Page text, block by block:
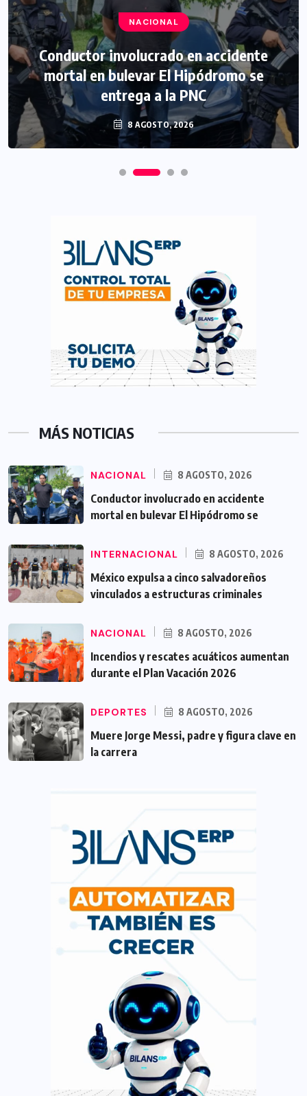
NACIONAL
Conductor involucrado en accidente
mortal en bulevar El Hipódromo se
entrega a la PNC
8 AGOSTO, 2026
MÁS NOTICIAS
NACIONAL 8 AGOSTO, 2026
Conductor involucrado en accidente
mortal en bulevar El Hipódromo se
INTERNACIONAL 8 AGOSTO, 2026
México expulsa a cinco salvadoreños
vinculados a estructuras criminales
NACIONAL 8 AGOSTO, 2026
Incendios y rescates acuáticos aumentan
durante el Plan Vacación 2026
DEPORTES 8 AGOSTO, 2026
Muere Jorge Messi, padre y figura clave en
la carrera